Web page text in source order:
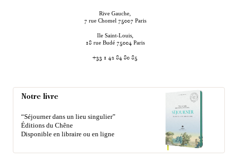
Rive Gauche,
7 rue Chomel 75007 Paris
Ile Saint-Louis,
18 rue Budé 75004 Paris
+33 1 42 84 80 85
Notre livre
“Séjourner dans un lieu singulier”
Éditions du Chêne
Disponible en libraire ou en ligne